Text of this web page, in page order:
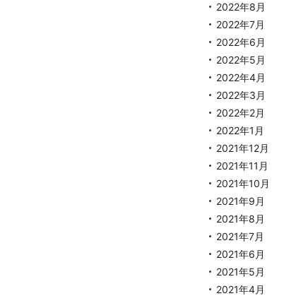
2022年8月
2022年7月
2022年6月
2022年5月
2022年4月
2022年3月
2022年2月
2022年1月
2021年12月
2021年11月
2021年10月
2021年9月
2021年8月
2021年7月
2021年6月
2021年5月
2021年4月